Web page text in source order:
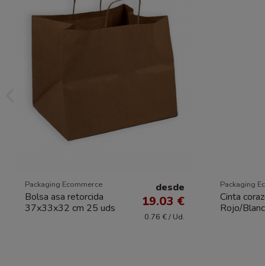
Packaging Ecommerce
Bolsa asa retorcida
37x33x32 cm 25 uds
desde
19.03 €
0.76 € / Ud.
Packaging
Cinta
Rojo/